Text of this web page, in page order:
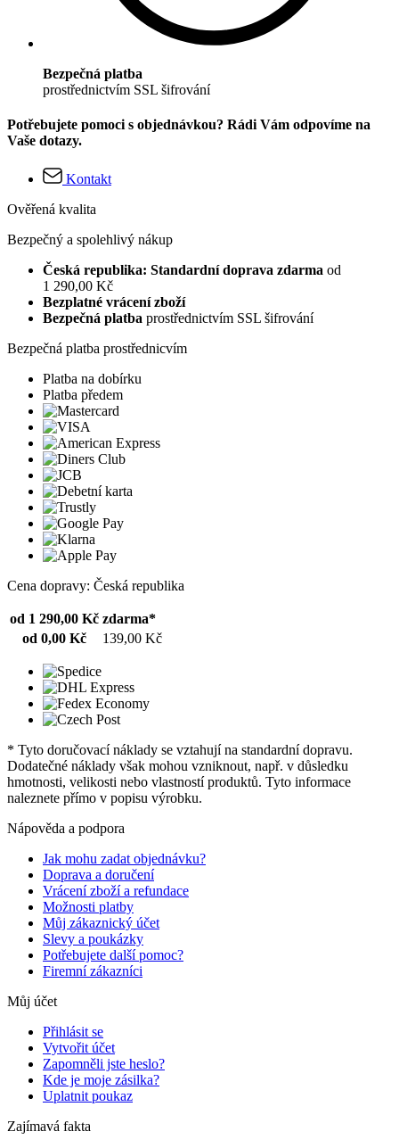
Bezpečná platba
prostřednictvím SSL šifrování
Potřebujete pomoci s objednávkou? Rádi Vám odpovíme na
Vaše dotazy.
Kontakt
Ověřená kvalita
Bezpečný a spolehlivý nákup
Česká republika: Standardní doprava zdarma od
1 290,00 Kč
Bezplatné vrácení zboží
Bezpečná platba prostřednictvím SSL šifrování
Bezpečná platba prostřednicvím
Platba na dobírku
Platba předem
Cena dopravy: Česká republika
od 1 290,00 Kč zdarma*
od 0,00 Kč
139,00 Kč
* Tyto doručovací náklady se vztahují na standardní dopravu.
Dodatečné náklady však mohou vzniknout, např. v důsledku
hmotnosti, velikosti nebo vlastností produktů. Tyto informace
naleznete přímo v popisu výrobku.
Nápověda a podpora
Jak mohu zadat objednávku?
Doprava a doručení
Vrácení zboží a refundace
Možnosti platby
Můj zákaznický účet
Slevy a poukázky
Potřebujete další pomoc?
Firemní zákazníci
Můj účet
Přihlásit se
Vytvořit účet
Zapomněli jste heslo?
Kde je moje zásilka?
Uplatnit poukaz
Zajímavá fakta